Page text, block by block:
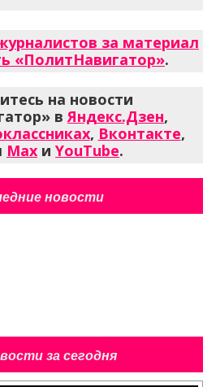
за материал
«ПолитНавигатор».
на новости
вЯндекс.Дзен,
, Вконтакте,
Max и YouTube.
новости
за сегодня